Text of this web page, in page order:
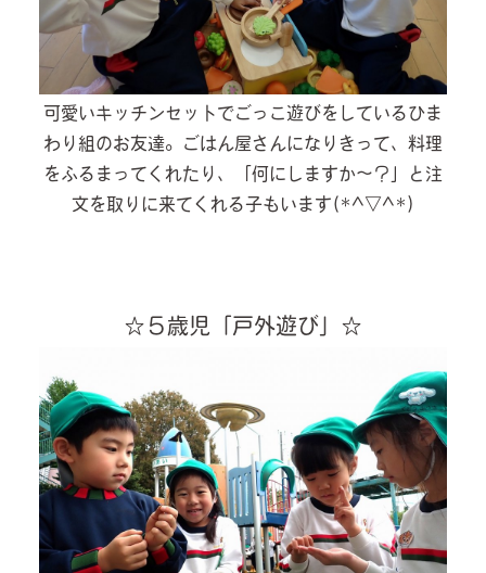
可愛いキッチンセットでごっこ遊びをしているひま
わり組のお友達。ごはん屋さんになりきって、料理
をふるまってくれたり、「何にしますか～？」と注
文を取りに来てくれる子もいます(*^▽^*)
☆５歳児「戸外遊び」☆